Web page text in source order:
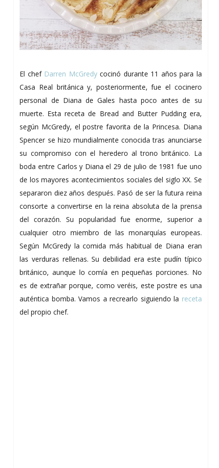
El chef Darren McGredycocinó durante 11 años para la
Casa Real británica y, posteriormente, fue el cocinero
personal de Diana de Gales hasta poco antes de su
muerte. Esta receta de Bread and Butter Pudding era,
según McGredy, el postre favorita de la Princesa. Diana
Spencer se hizo mundialmente conocida tras anunciarse
su compromiso con el heredero al trono británico. La
boda entre Carlos y Diana el 29 de julio de 1981 fue uno
de los mayores acontecimientos sociales del siglo XX. Se
separaron diez años después. Pasó de ser la futura reina
consorte a convertirse en la reina absoluta de la prensa
del corazón. Su popularidad fue enorme, superior a
cualquier otro miembro de las monarquías europeas.
Según McGredy la comida más habitual de Diana eran
las verduras rellenas. Su debilidad era este pudín típico
británico, aunque lo comía en pequeñas porciones. No
es de extrañar porque, como veréis, este postre es una
auténtica bomba. Vamos a recrearlo siguiendo la receta
del propio chef.